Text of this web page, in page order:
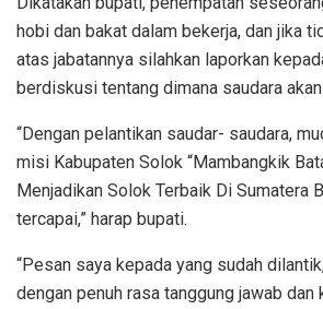
hobi dan bakat dalam bekerja, dan jika
atas jabatannya silahkan laporkan
berdiskusi tentang dimana saudara
“Dengan pelantikan saudar- saudara,
misi Kabupaten Solok “Mambangkik
Menjadikan Solok Terbaik Di Sumatera
tercapai,” harap bupati.
“Pesan saya kepada yang sudah
dengan penuh rasa tanggung jawab dan